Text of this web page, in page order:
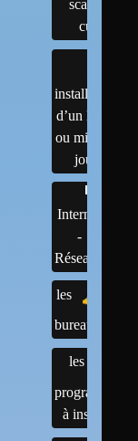
scanner,
cups
installation
d’un linux
ou mises à
jour
Internet
-
Réseaux
les
bureaux
les
programmes
à installer